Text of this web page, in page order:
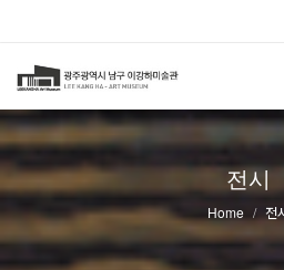
전시
Home 전